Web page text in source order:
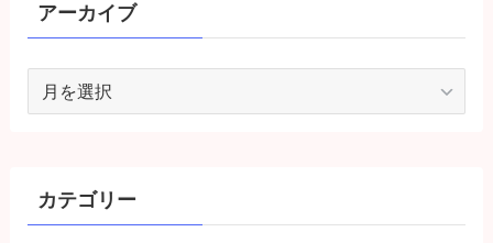
アーカイブ
カテゴリー